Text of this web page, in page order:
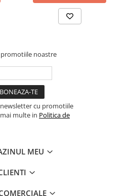
noastre
cu promotiile
multe in Politica de
MEU